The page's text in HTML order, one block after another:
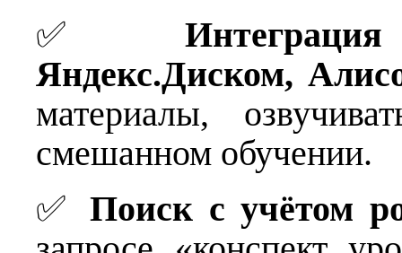
✅
Яндекс.Диском,
материалы,
смешанном обучении.
✅ Поиск с учётом